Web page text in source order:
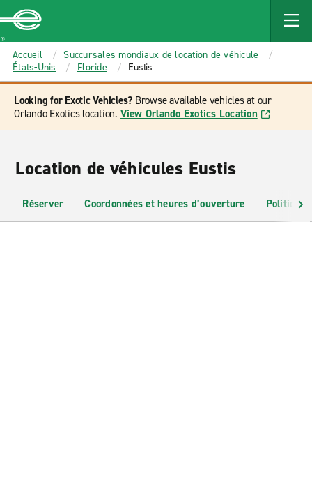
MAIN
CONTENT
Enterprise
Accueil
Succursales mondiaux de location de véhicule
États-Unis
Floride Eustis
Looking for Exotic Vehicles? Browse available vehicles at our
Orlando Exotics location. View Orlando Exotics Location
Location de véhicules Eustis
Réserver Coordonnées et heures d’ouverture Politiques